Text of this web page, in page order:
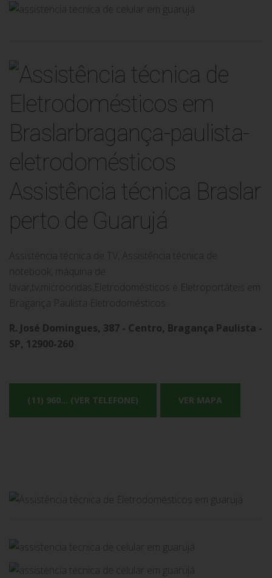
Assistência técnica Braslar
perto de Guarujá
Assistência técnica de TV, Assistência técnica de
notebook, máquina de
lavar,tv,microondas,Eletrodomésticos e Eletroportáteis em
Bragança Paulista Eletrodomésticos.
R. José Domingues, 387 - Centro, Bragança Paulista -
SP, 12900-260
(11) 960... (VER TELEFONE) VER MAPA